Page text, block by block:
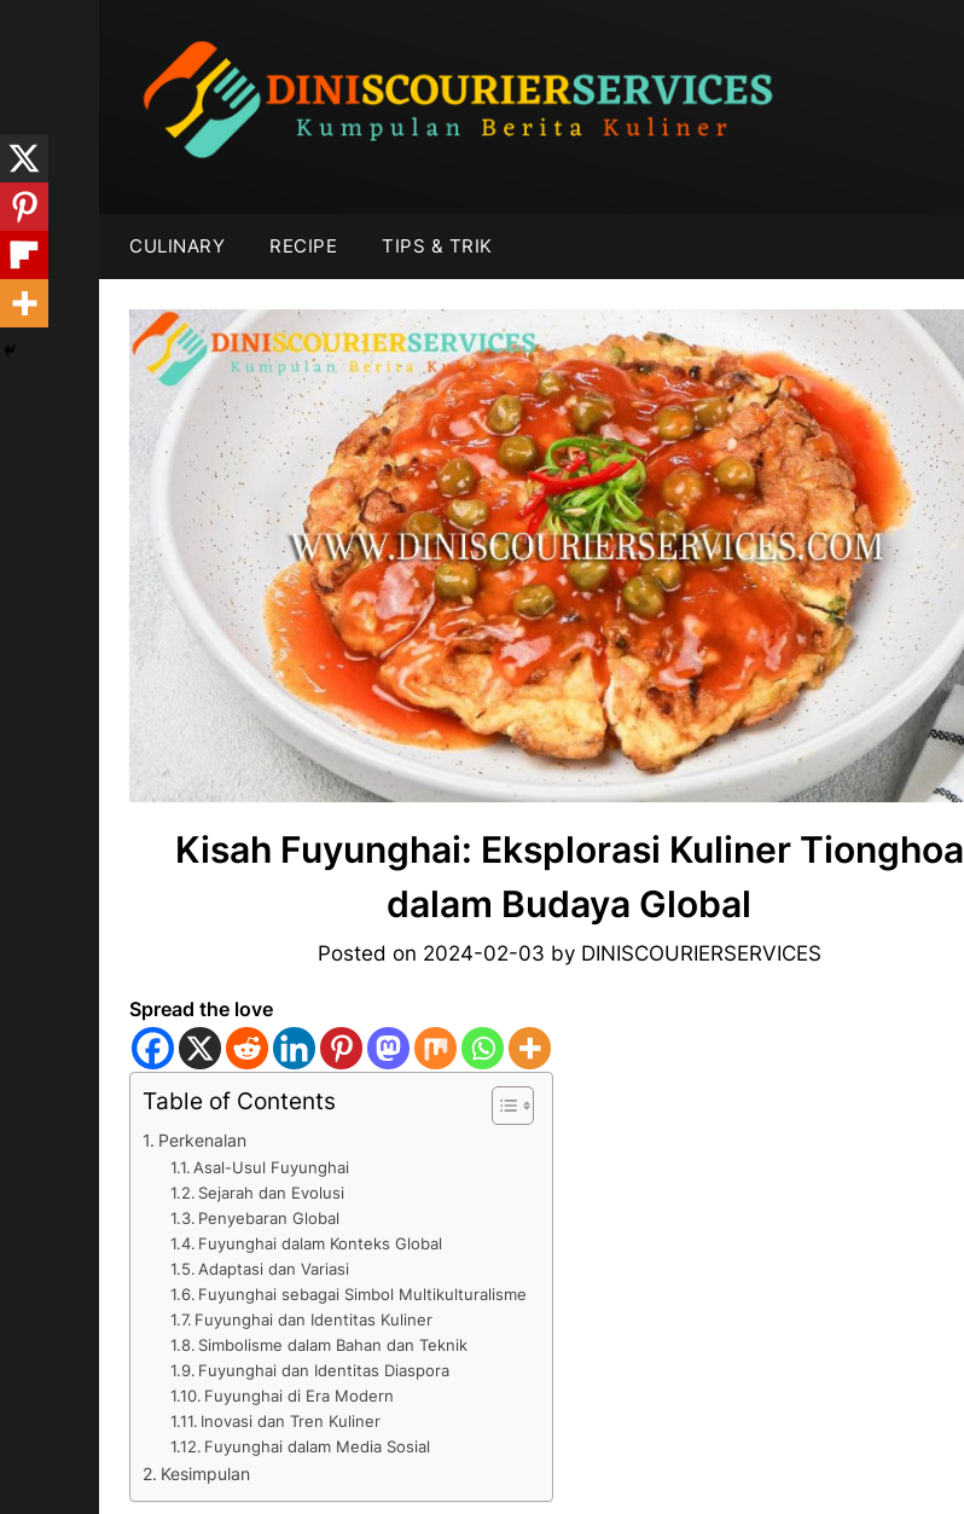
CULINARY RECIPE TIPS & TRIK
Kisah Fuyunghai: Eksplorasi Kuliner Tionghoa
dalam Budaya Global
Posted on 2024-02-03 by DINISCOURIERSERVICES
Spread the love
Table of Contents
Perkenalan
Asal-Usul Fuyunghai
Sejarah dan Evolusi
Penyebaran Global
Fuyunghai dalam Konteks Global
Adaptasi dan Variasi
Fuyunghai sebagai Simbol Multikulturalisme
Fuyunghai dan Identitas Kuliner
Simbolisme dalam Bahan dan Teknik
Fuyunghai dan Identitas Diaspora
Fuyunghai di Era Modern
Inovasi dan Tren Kuliner
Fuyunghai dalam Media Sosial
Kesimpulan